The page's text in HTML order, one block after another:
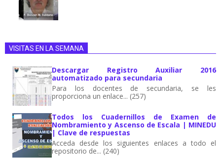
VISITAS EN LA SEMANA
Descargar Registro Auxiliar 2016
automatizado para secundaria
Para los docentes de secundaria, se les
proporciona un enlace... (257)
Todos los Cuadernillos de Examen de
Nombramiento y Ascenso de Escala | MINEDU
| Clave de respuestas
Acceda desde los siguientes enlaces a todo el
repositorio de... (240)